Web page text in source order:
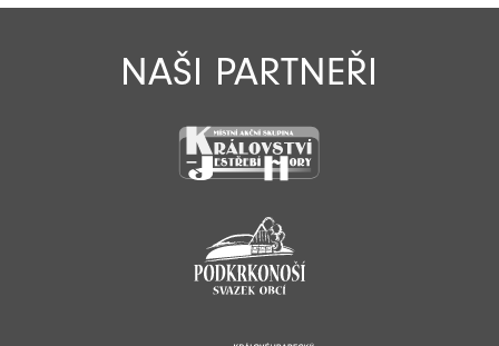
NAŠI PARTNEŘI